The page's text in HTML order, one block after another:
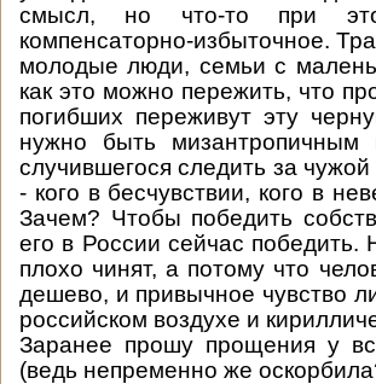
смысл, но что-то при
компенсаторно-избыточное.
молодые люди, семьи с
как это можно пережить, что
погибших переживут эту
нужно быть мизантропичным
случившегося следить за
- кого в бесчувствии, кого в
Зачем? Чтобы победить
его в России сейчас
плохо чинят, а потому что
дешево, и привычное чувство
российском воздухе и
Заранее прошу прощения у
(ведь непременно же